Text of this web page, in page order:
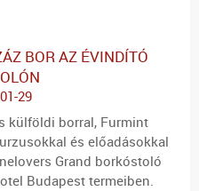
BOR AZ ÉVINDÍTÓ
29
külföldi borral, Furmint
és előadásokkal
Grand borkóstoló
Budapest termeiben.